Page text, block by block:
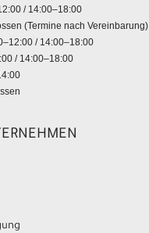
/ 14:00–18:00
(Termine nach Vereinbarung)
/ 14:00–18:00
/ 14:00–18:00